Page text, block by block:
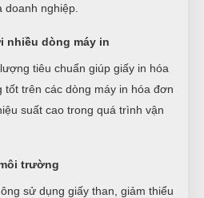
nghiệp.
nhiều dòng máy in
tiêu chuẩn giúp giấy in hóa
tốt trên các dòng máy in hóa đơn
suất cao trong quá trình vận
trường
sử dụng giấy than, giảm thiểu